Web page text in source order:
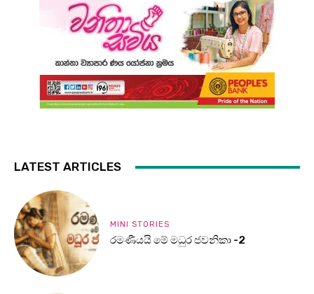
LATEST ARTICLES
MINI STORIES
රමණීයයි මේ මධුර ජවනිකා -2